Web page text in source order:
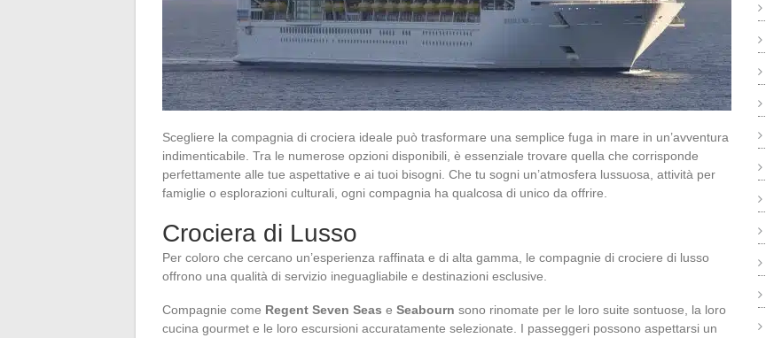
Scegliere la compagnia di crociera ideale può trasformare una semplice fuga in mare in un’avventura
indimenticabile. Tra le numerose opzioni disponibili, è essenziale trovare quella che corrisponde
perfettamente alle tue aspettative e ai tuoi bisogni. Che tu sogni un’atmosfera lussuosa, attività per
famiglie o esplorazioni culturali, ogni compagnia ha qualcosa di unico da offrire.
Crociera di Lusso
Per coloro che cercano un’esperienza raffinata e di alta gamma, le compagnie di crociere di lusso
offrono una qualità di servizio ineguagliabile e destinazioni esclusive.
Compagnie come Regent Seven Seas e Seabourn sono rinomate per le loro suite sontuose, la loro
cucina gourmet e le loro escursioni accuratamente selezionate. I passeggeri possono aspettarsi un